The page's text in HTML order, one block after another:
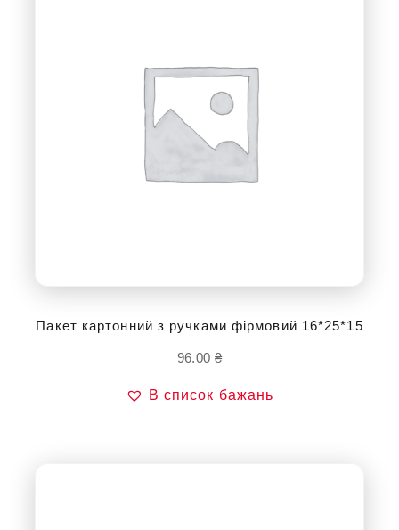
Пакет картонний з ручками фірмовий 16*25*15
96.00 ₴
В список бажань